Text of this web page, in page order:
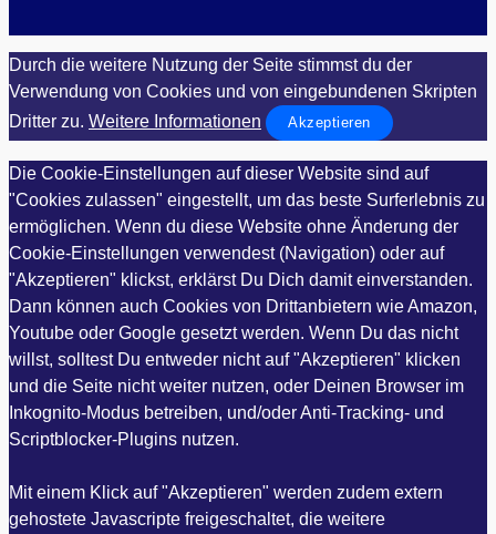
Durch die weitere Nutzung der Seite stimmst du der
Verwendung von Cookies und von eingebundenen Skripten
Dritter zu. Weitere Informationen Akzeptieren
Die Cookie-Einstellungen auf dieser Website sind auf
"Cookies zulassen" eingestellt, um das beste Surferlebnis zu
ermöglichen. Wenn du diese Website ohne Änderung der
Cookie-Einstellungen verwendest (Navigation) oder auf
"Akzeptieren" klickst, erklärst Du Dich damit einverstanden.
Dann können auch Cookies von Drittanbietern wie Amazon,
Youtube oder Google gesetzt werden. Wenn Du das nicht
willst, solltest Du entweder nicht auf "Akzeptieren" klicken
und die Seite nicht weiter nutzen, oder Deinen Browser im
Inkognito-Modus betreiben, und/oder Anti-Tracking- und
Scriptblocker-Plugins nutzen.
Mit einem Klick auf "Akzeptieren" werden zudem extern
gehostete Javascripte freigeschaltet, die weitere